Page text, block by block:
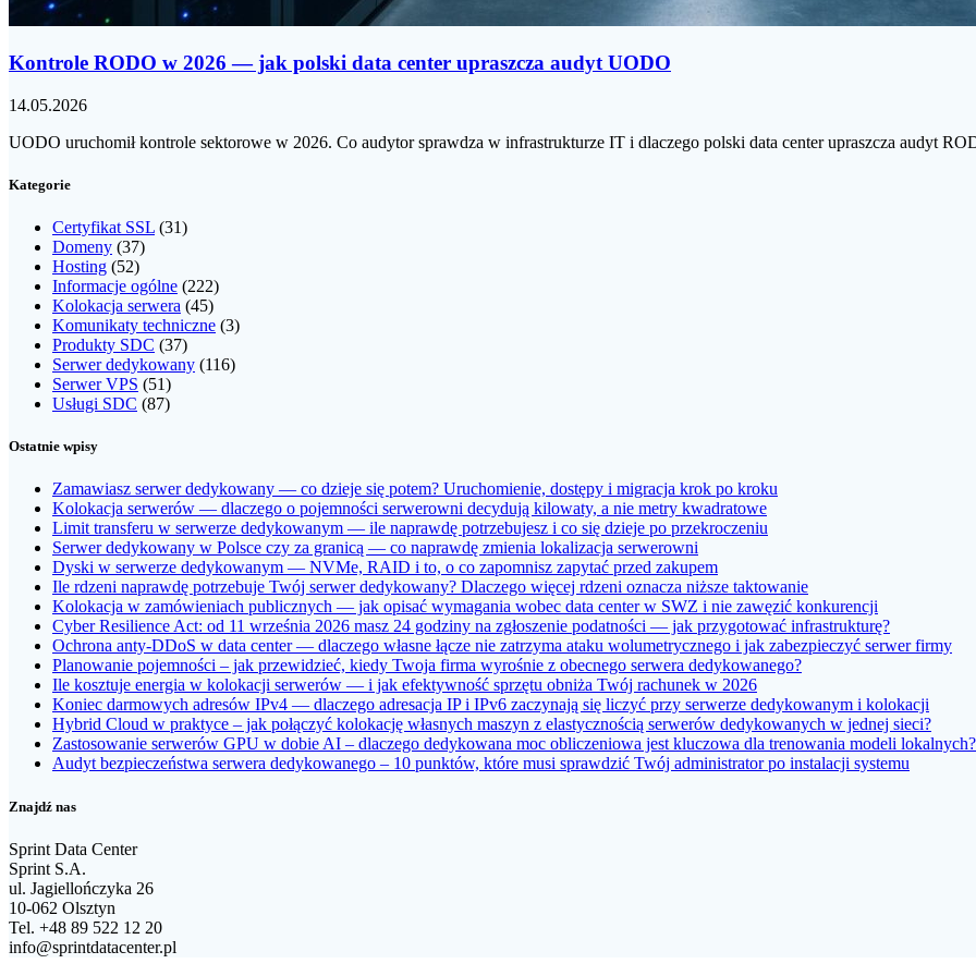
Kontrole RODO w 2026 — jak polski data center upraszcza audyt UODO
14.05.2026
UODO uruchomił kontrole sektorowe w 2026. Co audytor sprawdza w infrastrukturze IT i dlaczego polski data center upraszcza audyt
Kategorie
Certyfikat SSL (31)
Domeny (37)
Hosting (52)
Informacje ogólne (222)
Kolokacja serwera (45)
Komunikaty techniczne (3)
Produkty SDC (37)
Serwer dedykowany (116)
Serwer VPS (51)
Usługi SDC (87)
Ostatnie wpisy
Zamawiasz serwer dedykowany — co dzieje się potem? Uruchomienie, dostępy i migracja krok po kroku
Kolokacja serwerów — dlaczego o pojemności serwerowni decydują kilowaty, a nie metry kwadratowe
Limit transferu w serwerze dedykowanym — ile naprawdę potrzebujesz i co się dzieje po przekroczeniu
Serwer dedykowany w Polsce czy za granicą — co naprawdę zmienia lokalizacja serwerowni
Dyski w serwerze dedykowanym — NVMe, RAID i to, o co zapomnisz zapytać przed zakupem
Ile rdzeni naprawdę potrzebuje Twój serwer dedykowany? Dlaczego więcej rdzeni oznacza niższe taktowanie
Kolokacja w zamówieniach publicznych — jak opisać wymagania wobec data center w SWZ i nie zawęzić konkurencji
Cyber Resilience Act: od 11 września 2026 masz 24 godziny na zgłoszenie podatności — jak przygotować infrastrukturę?
Ochrona anty-DDoS w data center — dlaczego własne łącze nie zatrzyma ataku wolumetrycznego i jak zabezpieczyć serwer firmy
Planowanie pojemności – jak przewidzieć, kiedy Twoja firma wyrośnie z obecnego serwera dedykowanego?
Ile kosztuje energia w kolokacji serwerów — i jak efektywność sprzętu obniża Twój rachunek w 2026
Koniec darmowych adresów IPv4 — dlaczego adresacja IP i IPv6 zaczynają się liczyć przy serwerze dedykowanym i kolokacji
Hybrid Cloud w praktyce – jak połączyć kolokację własnych maszyn z elastycznością serwerów dedykowanych w jednej sieci?
Zastosowanie serwerów GPU w dobie AI – dlaczego dedykowana moc obliczeniowa jest kluczowa dla trenowania modeli lokalnych?
Audyt bezpieczeństwa serwera dedykowanego – 10 punktów, które musi sprawdzić Twój administrator po instalacji systemu
Znajdź nas
Sprint Data Center
Sprint S.A.
ul. Jagiellończyka 26
10-062 Olsztyn
Tel. +48 89 522 12 20
info@sprintdatacenter.pl